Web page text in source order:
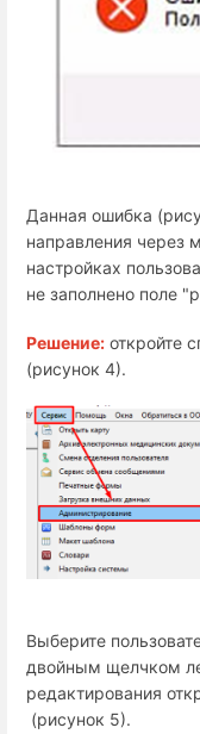
Данная ошибка
направления через
настройках
не заполнено поле
Решение: откройте
(рисунок 4).
Выберите
двойным щелчком
редактирования
(рисунок 5).